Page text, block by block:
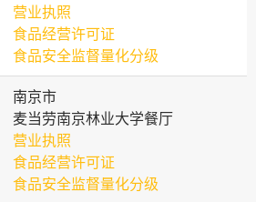
营业执照
食品经营许可证
食品安全监督量化分级
南京市
麦当劳南京林业大学餐厅
营业执照
食品经营许可证
食品安全监督量化分级